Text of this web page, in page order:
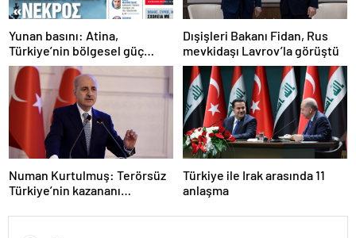
Yunan basını: Atina,
Türkiye’nin bölgesel güç
olmasını durduramadı
Dışişleri Bakanı Fidan, Rus
mevkidaşı Lavrov’la görüştü
Numan Kurtulmuş: Terörsüz
Türkiye’nin kazananı
Türkiye ile Irak arasında 11
anlaşma